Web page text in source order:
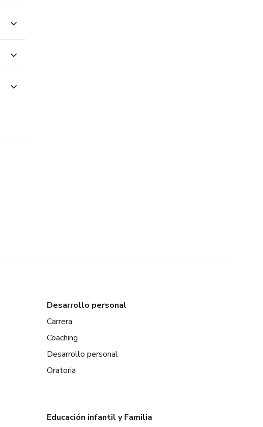
Desarrollo personal
Carrera
Coaching
Desarrollo personal
Oratoria
Educación infantil y Familia